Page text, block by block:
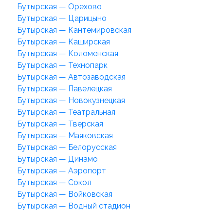
Бутырская — Орехово
Бутырская — Царицыно
Бутырская — Кантемировская
Бутырская — Каширская
Бутырская — Коломенская
Бутырская — Технопарк
Бутырская — Автозаводская
Бутырская — Павелецкая
Бутырская — Новокузнецкая
Бутырская — Театральная
Бутырская — Тверская
Бутырская — Маяковская
Бутырская — Белорусская
Бутырская — Динамо
Бутырская — Аэропорт
Бутырская — Сокол
Бутырская — Войковская
Бутырская — Водный стадион